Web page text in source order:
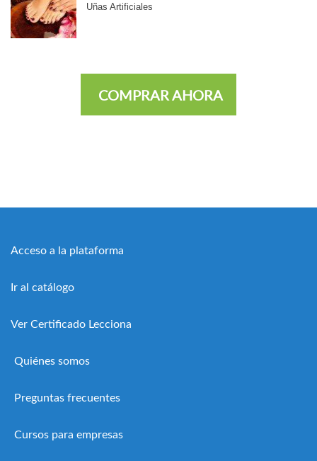
Uñas Artificiales
COMPRAR AHORA
Acceso a la plataforma
Ir al catálogo
Ver Certificado Lecciona
Quiénes somos
Preguntas frecuentes
Cursos para empresas